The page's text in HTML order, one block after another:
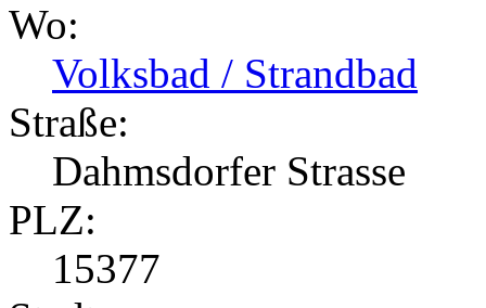
Wo:
Volksbad / Strandbad
Straße:
Dahmsdorfer Strasse
PLZ:
15377